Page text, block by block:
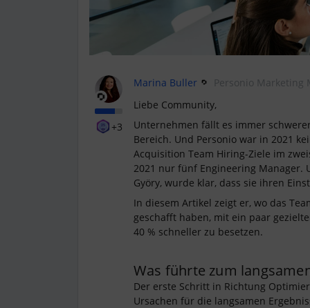
+3
Marina Buller
Personio Marketing
Liebe Community,
Unternehmen fällt es immer
Bereich. Und Personio war in 2021
Acquisition Team Hiring-Ziele im
2021 nur fünf Engineering Manager.
Györy, wurde klar, dass sie ihren
In diesem Artikel zeigt er, wo das
geschafft haben, mit ein paar
40 % schneller zu besetzen.
Was führte zum
Der erste Schritt in Richtung
Ursachen für die langsamen